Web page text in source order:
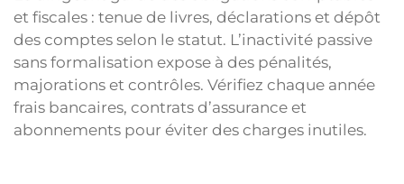
et fiscales : tenue de livres, déclarations et dépôt
des comptes selon le statut. L’inactivité passive
sans formalisation expose à des pénalités,
majorations et contrôles. Vérifiez chaque année
frais bancaires, contrats d’assurance et
abonnements pour éviter des charges inutiles.